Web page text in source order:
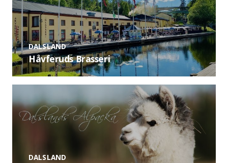
DALSLAND
Håvferuds Brasseri
DALSLAND